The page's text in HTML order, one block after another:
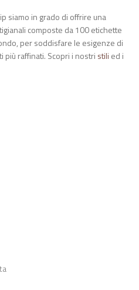
siamo in grado di offrire una
composte da 100 etichette
per soddisfare le esigenze di
più raffinati. Scopri i nostri stili ed i